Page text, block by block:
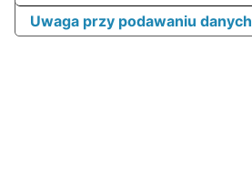
Uwaga przy podawaniu danych